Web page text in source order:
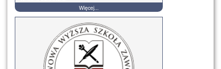
Więcej...